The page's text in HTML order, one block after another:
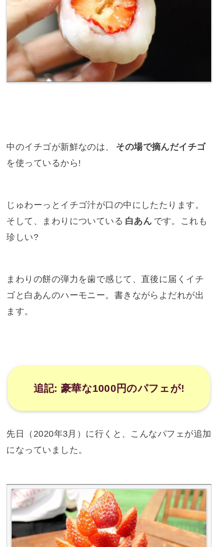
中のイチゴが新鮮なのは、
その場で摘んだイチゴ
を使っているから!
じゅわーっとイチゴ汁が口の中にしたたります。
そして、まわりについている 白あん です。これも
珍しい?
まわりの餅の弾力を歯で感じて、直後に届くイチ
ゴと白あんのハーモニー。書きながらよだれが出
ます。
追記: 豪華な1000円のパフェが!
先日（2020年3月）に行くと、こんなパフェが追加
になっていました。